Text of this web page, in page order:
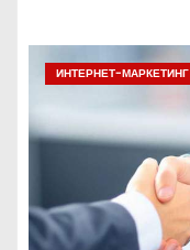
ИНТЕРНЕТ-МАРКЕТИНГ